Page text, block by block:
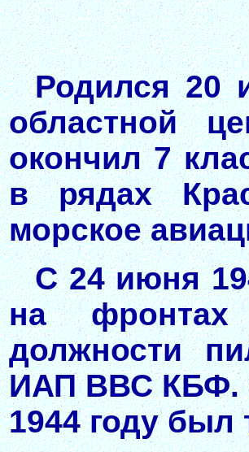
Родился 20
областной
окончил 7
в рядах
морское
С 24 июня
на фронтах
должности
ИАП ВВС КБФ.
1944 году был